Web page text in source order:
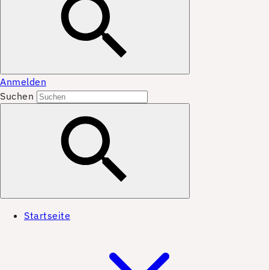
Anmelden
Suchen
Startseite